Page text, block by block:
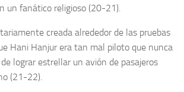
un fanático religioso (20-21).
creada alrededor de las pruebas
Hani Hanjur era tan mal piloto que nunca
lograr estrellar un avión de pasajeros
(21-22).